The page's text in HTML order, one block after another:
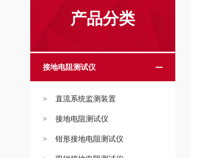
产品分类
接地电阻测试仪
直流系统监测装置
接地电阻测试仪
钳形接地电阻测试仪